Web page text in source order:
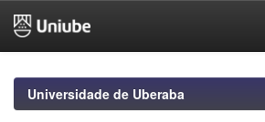
navigationUniversidade de Uberaba